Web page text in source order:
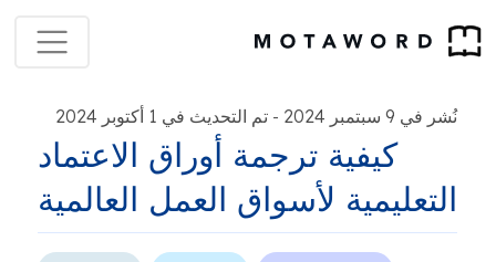
نُشر في 9 سبتمبر 2024 - تم التحديث في 1 أكتوبر 2024
كيفية ترجمة أوراق الاعتماد
التعليمية لأسواق العمل العالمية